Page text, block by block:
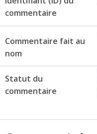
commentaire
Commentaire fait au
nom
Statut du
commentaire